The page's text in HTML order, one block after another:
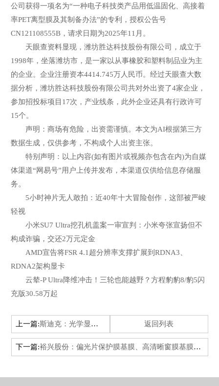
公司获得一项名为“一种电子科技类产品用低温固化、高接着
率PET离型膜及其制备办法”的专利，授权公告号
CN121108555B，请求日期为2025年11月。
天眼查资料显现，潍坊胜达科技股份有限公司，成立于
1998年，坐落潍坊市，是一家以从事橡胶和塑料制品业为主
的企业。企业注册资本4414.745万人民币。经过天眼查大数
据分析，潍坊胜达科技股份有限公司共对外出资了4家企业，
参加招投标项目17次，产业线条，此外企业还具有行政许可
15个。
声明：商场有危险，出资需谨慎。本文为AI根据第三方
数据生成，仅供参考，不构成个人出资主张。
特别声明：以上内容(如有图片或视频亦包含在内)为自媒
体渠道“网易号”用户上传并发布，本渠道仅供给信息存储服
务。
5小时神片无人敢拍：近40年十大冒险创作，这部被严峻
轻视
小米SU7 Ultra挖孔机盖案一审宣判：小米夸张宣扬但不
构成诈骗，交还2万元定金
AMD宣告将FSR 4.1超分辨率支撑扩展到RDNA3、
RDNA2架构显卡
云辇-P Ultra降维冲击！三轮也能越野？方程豹豹8/豹5闪
充版30.58万起
上一篇:斯迪克：光学显现资料、MLCC离型膜、高端光学级PET基膜等均为公司要点布局范畴 返回列表
下一篇:裕兴股份：偏光片保护膜基膜、高清晰窗膜基膜、抗静电预涂聚酯薄膜等项目现在在扩试验证阶段